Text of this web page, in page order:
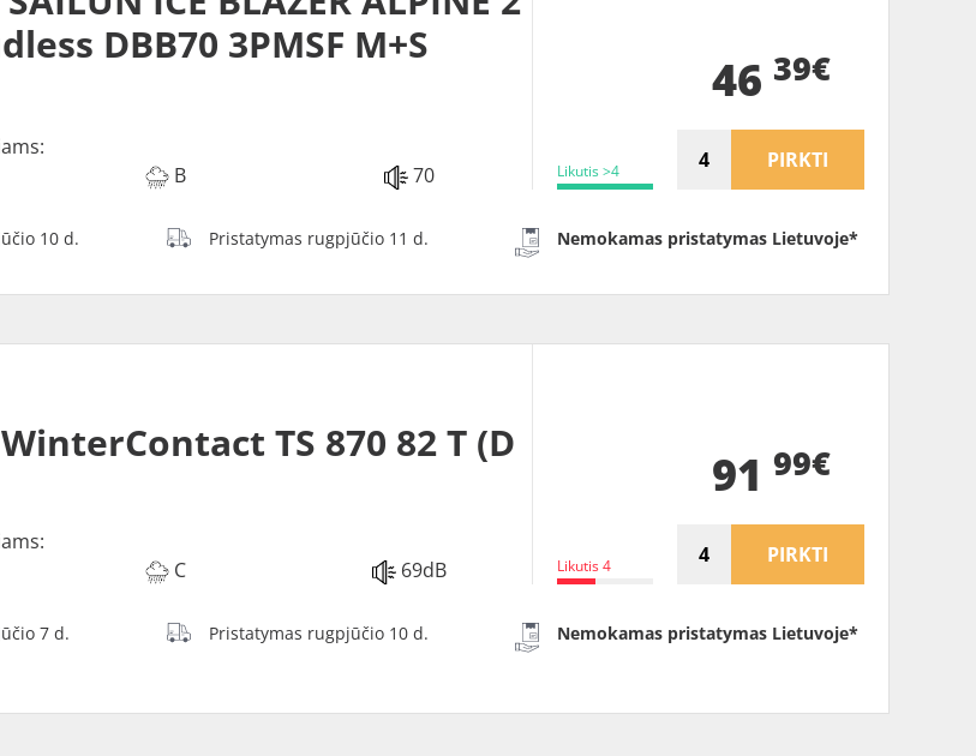
DBB70 3PMSF M+S
B 70 Likutis >4
46 39€
PIRKTI
10 d. Pristatymas rugpjūčio 11 d. Nemokamas pristatymas Lietuvoje*
TS 870 82 T (D
C 69dB Likutis 4
91 99€
PIRKTI
7 d. Pristatymas rugpjūčio 10 d. Nemokamas pristatymas Lietuvoje*